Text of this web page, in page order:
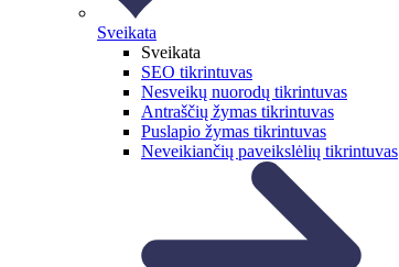
Sveikata
Sveikata
SEO tikrintuvas
Nesveikų nuorodų tikrintuvas
Antraščių žymas tikrintuvas
Puslapio žymas tikrintuvas
Neveikiančių paveikslėlių tikrintuvas